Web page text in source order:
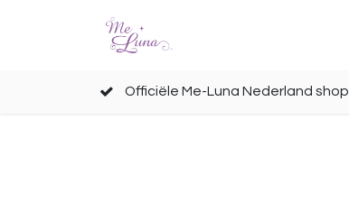
Officiële Me-Luna Nederland shop